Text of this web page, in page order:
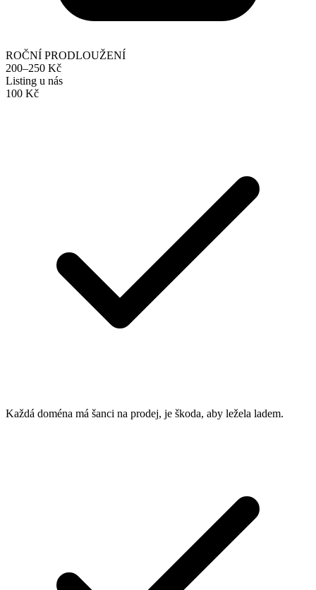
ROČNÍ PRODLOUŽENÍ
200–250 Kč
Listing u nás
100 Kč
Každá doména má šanci na prodej, je škoda, aby ležela ladem.